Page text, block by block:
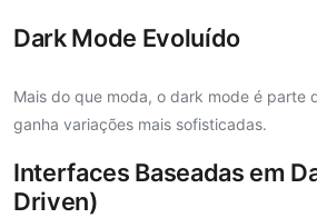
Dark Mode Evoluído
Mais do que moda, o dark mode é parte
ganha variações mais sofisticadas.
Interfaces Baseadas em
Driven)